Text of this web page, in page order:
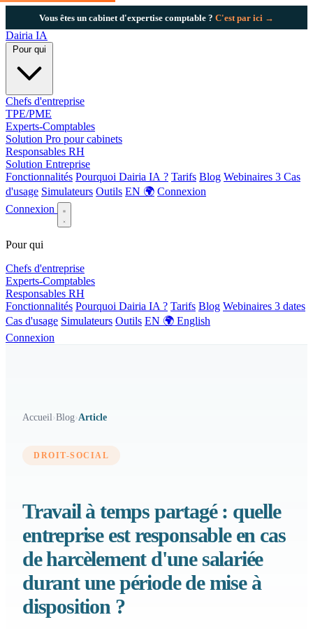
Vous êtes un cabinet d'expertise comptable ? C'est par ici →
Dairia IA
Chefs d'entreprise
TPE/PME
Experts-Comptables
Solution Pro pour cabinets
Responsables RH
Solution Entreprise
Fonctionnalités Pourquoi Dairia IA ? Tarifs Blog Webinaires 3 Cas
d'usage Simulateurs Outils EN 🌍 Connexion
Connexion
Pour qui
Chefs d'entreprise
Experts-Comptables
Responsables RH
Fonctionnalités Pourquoi Dairia IA ? Tarifs Blog Webinaires 3 dates
Cas d'usage Simulateurs Outils EN 🌍 English
Connexion
Accueil›Blog›Article
DROIT-SOCIAL
Travail à temps partagé : quelle
entreprise est responsable en cas
de harcèlement d'une salariée
durant une période de mise à
disposition ?